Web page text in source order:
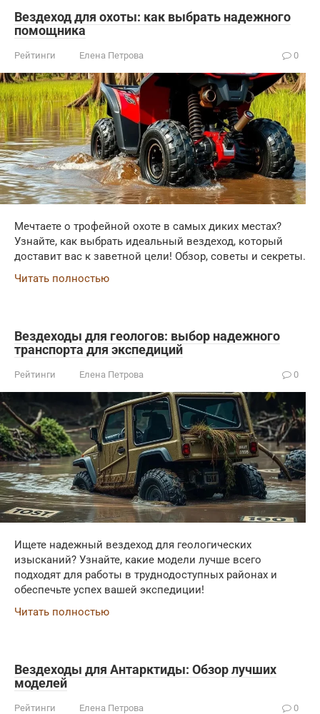
Вездеход для охоты: как выбрать надежного
помощника
Рейтинги Елена Петрова 0
Мечтаете о трофейной охоте в самых диких местах?
Узнайте, как выбрать идеальный вездеход, который
доставит вас к заветной цели! Обзор, советы и секреты.
Читать полностью
Вездеходы для геологов: выбор надежного
транспорта для экспедиций
Рейтинги Елена Петрова 0
Ищете надежный вездеход для геологических
изысканий? Узнайте, какие модели лучше всего
подходят для работы в труднодоступных районах и
обеспечьте успех вашей экспедиции!
Читать полностью
Вездеходы для Антарктиды: Обзор лучших
моделей
Рейтинги Елена Петрова 0